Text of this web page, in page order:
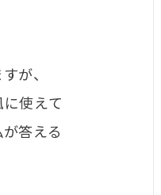
が、
使えて
答える